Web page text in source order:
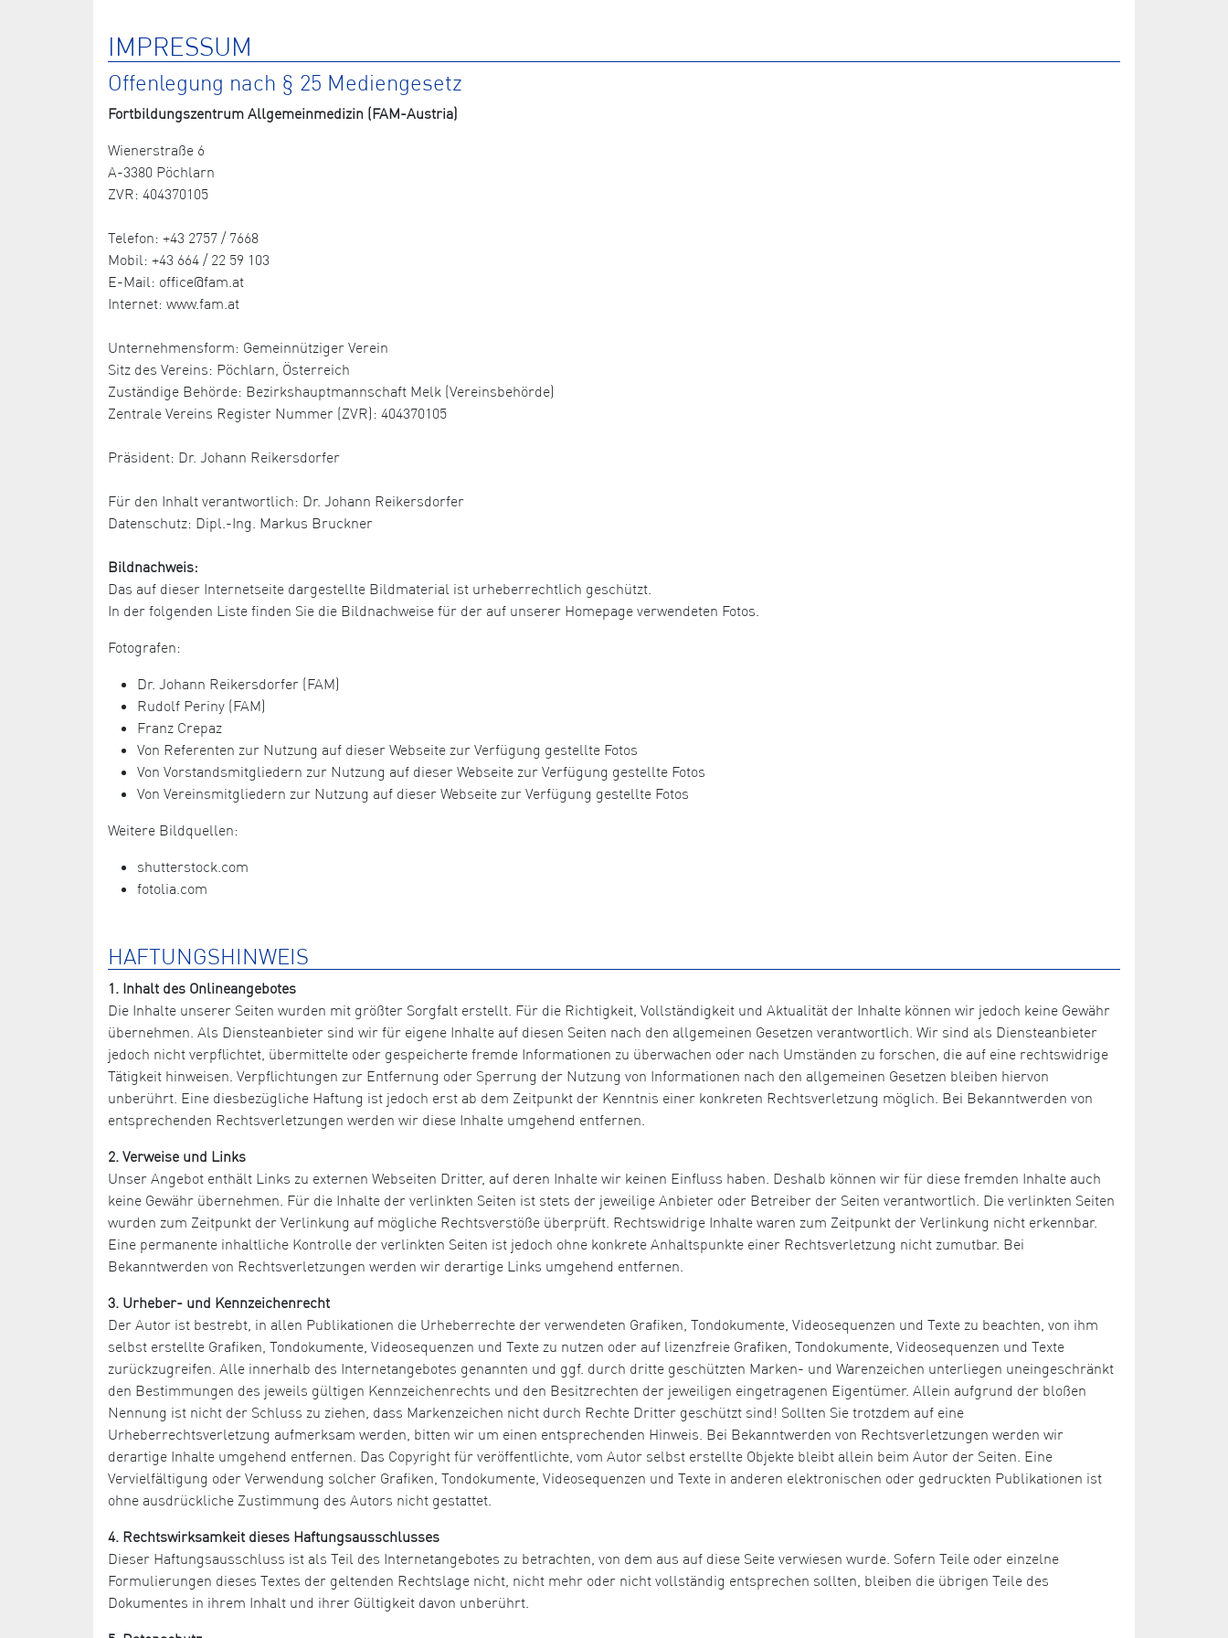
IMPRESSUM
Offenlegung nach § 25 Mediengesetz
Fortbildungszentrum Allgemeinmedizin (FAM-Austria)
Wienerstraße 6
A-3380 Pöchlarn
ZVR: 404370105
Telefon: +43 2757 / 7668
Mobil: +43 664 / 22 59 103
E-Mail: office@fam.at
Internet: www.fam.at
Unternehmensform: Gemeinnütziger Verein
Sitz des Vereins: Pöchlarn, Österreich
Zuständige Behörde: Bezirkshauptmannschaft Melk (Vereinsbehörde)
Zentrale Vereins Register Nummer (ZVR): 404370105
Präsident: Dr. Johann Reikersdorfer
Für den Inhalt verantwortlich: Dr. Johann Reikersdorfer
Datenschutz: Dipl.-Ing. Markus Bruckner
Bildnachweis:
Das auf dieser Internetseite dargestellte Bildmaterial ist urheberrechtlich geschützt.
In der folgenden Liste finden Sie die Bildnachweise für der auf unserer Homepage verwendeten Fotos.
Fotografen:
Dr. Johann Reikersdorfer (FAM)
Rudolf Periny (FAM)
Franz Crepaz
Von Referenten zur Nutzung auf dieser Webseite zur Verfügung gestellte Fotos
Von Vorstandsmitgliedern zur Nutzung auf dieser Webseite zur Verfügung gestellte Fotos
Von Vereinsmitgliedern zur Nutzung auf dieser Webseite zur Verfügung gestellte Fotos
Weitere Bildquellen:
shutterstock.com
fotolia.com
HAFTUNGSHINWEIS
1. Inhalt des Onlineangebotes
Die Inhalte unserer Seiten wurden mit größter Sorgfalt erstellt. Für die Richtigkeit, Vollständigkeit und Aktualität der Inhalte können wir jedoch keine Gewähr
übernehmen. Als Diensteanbieter sind wir für eigene Inhalte auf diesen Seiten nach den allgemeinen Gesetzen verantwortlich. Wir sind als Diensteanbieter
jedoch nicht verpflichtet, übermittelte oder gespeicherte fremde Informationen zu überwachen oder nach Umständen zu forschen, die auf eine rechtswidrige
Tätigkeit hinweisen. Verpflichtungen zur Entfernung oder Sperrung der Nutzung von Informationen nach den allgemeinen Gesetzen bleiben hiervon
unberührt. Eine diesbezügliche Haftung ist jedoch erst ab dem Zeitpunkt der Kenntnis einer konkreten Rechtsverletzung möglich. Bei Bekanntwerden von
entsprechenden Rechtsverletzungen werden wir diese Inhalte umgehend entfernen.
2. Verweise und Links
Unser Angebot enthält Links zu externen Webseiten Dritter, auf deren Inhalte wir keinen Einfluss haben. Deshalb können wir für diese fremden Inhalte auch
keine Gewähr übernehmen. Für die Inhalte der verlinkten Seiten ist stets der jeweilige Anbieter oder Betreiber der Seiten verantwortlich. Die verlinkten Seiten
wurden zum Zeitpunkt der Verlinkung auf mögliche Rechtsverstöße überprüft. Rechtswidrige Inhalte waren zum Zeitpunkt der Verlinkung nicht erkennbar.
Eine permanente inhaltliche Kontrolle der verlinkten Seiten ist jedoch ohne konkrete Anhaltspunkte einer Rechtsverletzung nicht zumutbar. Bei
Bekanntwerden von Rechtsverletzungen werden wir derartige Links umgehend entfernen.
3. Urheber- und Kennzeichenrecht
Der Autor ist bestrebt, in allen Publikationen die Urheberrechte der verwendeten Grafiken, Tondokumente, Videosequenzen und Texte zu beachten, von ihm
selbst erstellte Grafiken, Tondokumente, Videosequenzen und Texte zu nutzen oder auf lizenzfreie Grafiken, Tondokumente, Videosequenzen und Texte
zurückzugreifen. Alle innerhalb des Internetangebotes genannten und ggf. durch dritte geschützten Marken- und Warenzeichen unterliegen uneingeschränkt
den Bestimmungen des jeweils gültigen Kennzeichenrechts und den Besitzrechten der jeweiligen eingetragenen Eigentümer. Allein aufgrund der bloßen
Nennung ist nicht der Schluss zu ziehen, dass Markenzeichen nicht durch Rechte Dritter geschützt sind! Sollten Sie trotzdem auf eine
Urheberrechtsverletzung aufmerksam werden, bitten wir um einen entsprechenden Hinweis. Bei Bekanntwerden von Rechtsverletzungen werden wir
derartige Inhalte umgehend entfernen. Das Copyright für veröffentlichte, vom Autor selbst erstellte Objekte bleibt allein beim Autor der Seiten. Eine
Vervielfältigung oder Verwendung solcher Grafiken, Tondokumente, Videosequenzen und Texte in anderen elektronischen oder gedruckten Publikationen ist
ohne ausdrückliche Zustimmung des Autors nicht gestattet.
4. Rechtswirksamkeit dieses Haftungsausschlusses
Dieser Haftungsausschluss ist als Teil des Internetangebotes zu betrachten, von dem aus auf diese Seite verwiesen wurde. Sofern Teile oder einzelne
Formulierungen dieses Textes der geltenden Rechtslage nicht, nicht mehr oder nicht vollständig entsprechen sollten, bleiben die übrigen Teile des
Dokumentes in ihrem Inhalt und ihrer Gültigkeit davon unberührt.